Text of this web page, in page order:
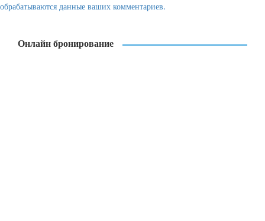
обрабатываются данные ваших комментариев.
Онлайн бронирование